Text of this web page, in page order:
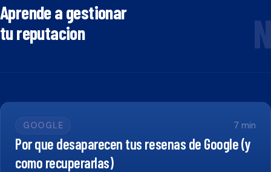
Aprende a gestionar
tu reputacion
N
GOOGLE 7 min
Por que desaparecen tus resenas de Google (y
como recuperarlas)